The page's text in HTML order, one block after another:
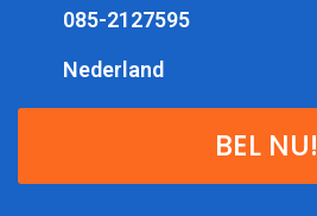
085-2127595
Nederland
BEL NU!